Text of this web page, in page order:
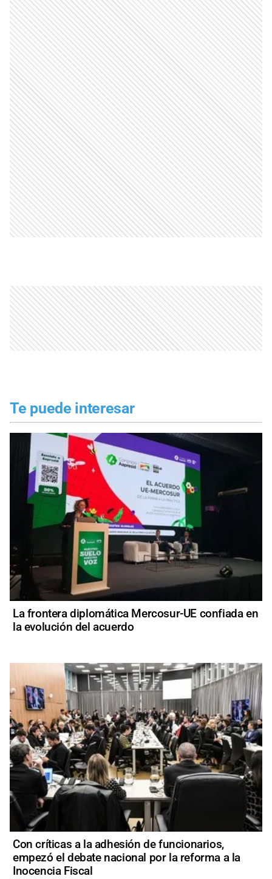
Te puede interesar
La frontera diplomática Mercosur-UE confiada en
la evolución del acuerdo
Con críticas a la adhesión de funcionarios,
empezó el debate nacional por la reforma a la
Inocencia Fiscal